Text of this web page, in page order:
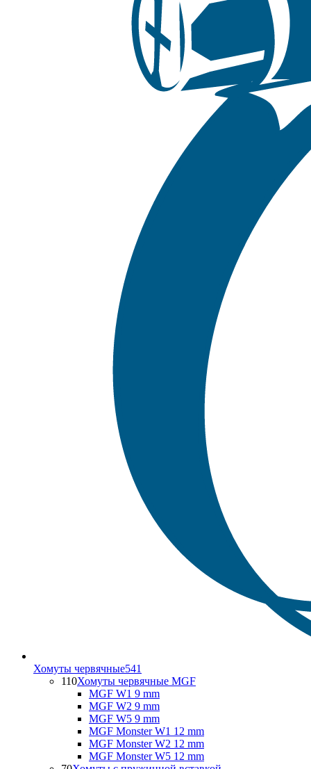
Хомуты червячные541
110Хомуты червячные MGF
MGF W1 9 mm
MGF W2 9 mm
MGF W5 9 mm
MGF Monster W1 12 mm
MGF Monster W2 12 mm
MGF Monster W5 12 mm